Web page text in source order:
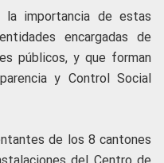
la importancia de estas
encargadas de
públicos, y que forman
y Control Social
de los 8 cantones